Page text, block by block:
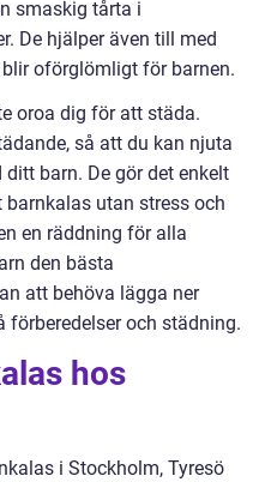
smaskig tårta i
De hjälper även till med
oförglömligt för barnen.
oroa dig för att städa.
så att du kan njuta
barn. De gör det enkelt
utan stress och
en räddning för alla
den bästa
att behöva lägga ner
förberedelser och städning.
hos
i Stockholm, Tyresö